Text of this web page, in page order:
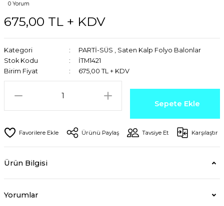
0 Yorum
675,00 TL + KDV
Kategori PARTİ-SÜS , Saten Kalp Folyo Balonlar
Stok Kodu
İTM1421
Birim Fiyat
675,00 TL + KDV
Sepete Ekle
Ürünü Paylaş Tavsiye Et Karşılaştır
Ürün Bilgisi
Yorumlar